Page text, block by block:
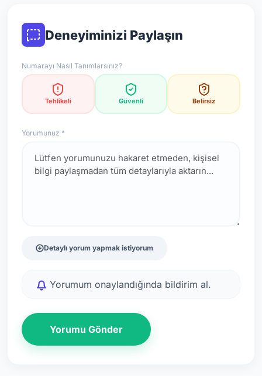
resmi doğrulama niteliği taşımaz.
*Not: Değerlendirmeler onaylı kullanıcı yorumlarına göre
güncellenir.
Deneyiminizi Paylaşın
Numarayı Nasıl Tanımlarsınız?
Tehlikeli Güvenli Belirsiz
Yorumunuz *
Detaylı yorum yapmak istiyorum
Yorumum onaylandığında bildirim al.
Yorumu Gönder